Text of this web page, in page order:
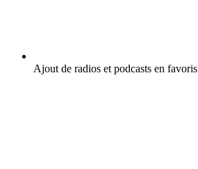
Ajout de radios et podcasts en favoris